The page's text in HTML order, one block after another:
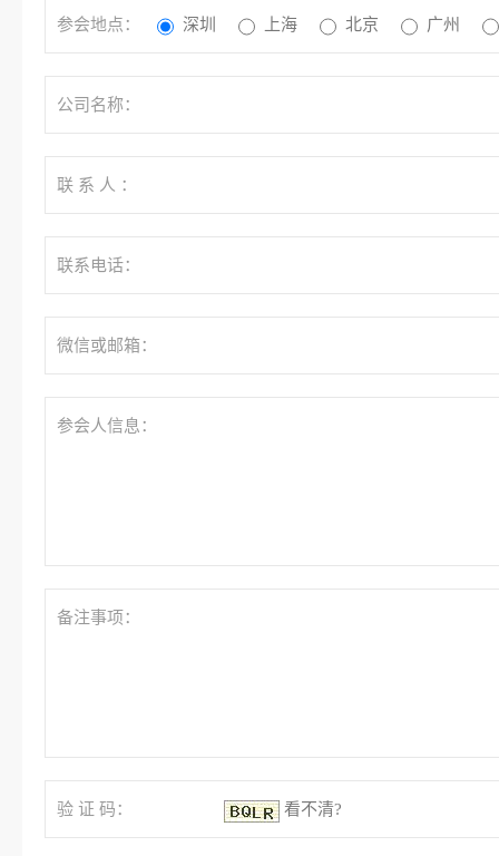
参会地点： 深圳 上海 北京 广州
公司名称：
联 系 人 ：
联系电话：
微信或邮箱：
参会人信息：
备注事项：
验 证 码： 看不清?